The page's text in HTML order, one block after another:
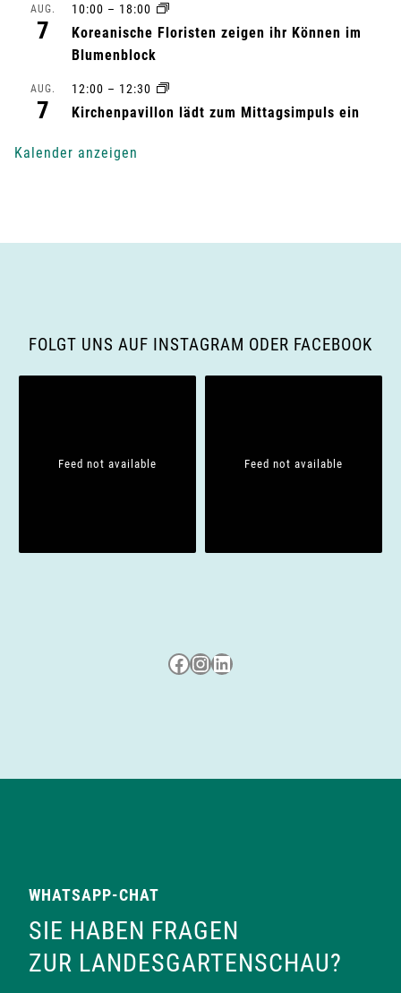
v
a
AUG.
7
10:00 – 18:00
Koreanische Floristen zeigen ihr Können im
Blumenblock
AUG.
7
12:00 – 12:30
Kirchenpavillon lädt zum Mittagsimpuls ein
Kalender anzeigen
FOLGT UNS AUF INSTAGRAM ODER FACEBOOK
Feed not available Feed not available
Besuche uns auf Facebook
Besuche uns auf Instagram
LinkedIn
WHATSAPP-CHAT
SIE HABEN FRAGEN
ZUR LANDESGARTENSCHAU?